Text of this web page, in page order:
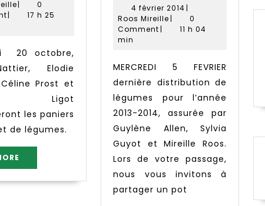
2015
Roos
Mireille
|
0
| 17 h 25
Elodie
Prost et
Ligot
les paniers
de légumes.
MORE
l’AMAP
(semaine
6)
4 février 20144
février
2014
|
Roos MireilleRoos
Mireille
|
0
Comment |
11 h 04
min
MERCREDI 5 FEVRIER
dernière distribution de
légumes pour l’année
2013-2014, assurée par
Guylène Allen, Sylvia
Guyot et Mireille Roos.
Lors de votre passage,
nous vous invitons à
partager un pot